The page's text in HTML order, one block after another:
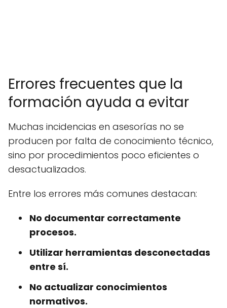
Errores frecuentes que la
formación ayuda a evitar
Muchas incidencias en asesorías no se
producen por falta de conocimiento técnico,
sino por procedimientos poco eficientes o
desactualizados.
Entre los errores más comunes destacan:
No documentar correctamente
procesos.
Utilizar herramientas desconectadas
entre sí.
No actualizar conocimientos
normativos.